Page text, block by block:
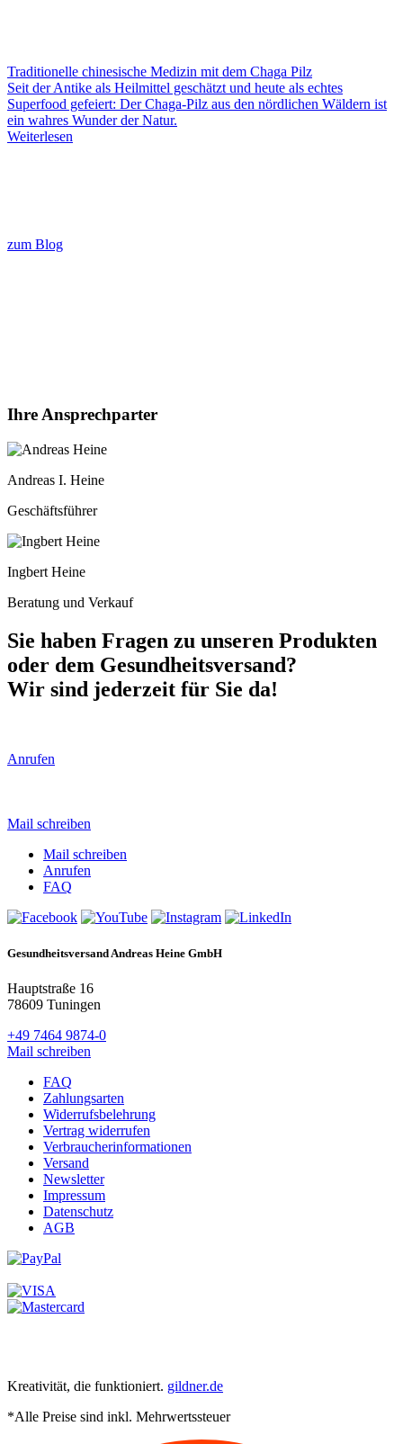
Traditionelle chinesische Medizin mit dem Chaga Pilz
Seit der Antike als Heilmittel geschätzt und heute als echtes
Superfood gefeiert: Der Chaga-Pilz aus den nördlichen Wäldern ist
ein wahres Wunder der Natur.
Weiterlesen
zum Blog
Ihre Ansprechparter
Andreas I. Heine
Geschäftsführer
Ingbert Heine
Beratung und Verkauf
Sie haben Fragen zu unseren Produkten
oder dem Gesundheitsversand?
Wir sind jederzeit für Sie da!
Anrufen
Mail schreiben
Mail schreiben
Anrufen
FAQ
Gesundheitsversand Andreas Heine GmbH
Hauptstraße 16
78609 Tuningen
+49 7464 9874-0
Mail schreiben
FAQ
Zahlungsarten
Widerrufsbelehrung
Vertrag widerrufen
Verbraucherinformationen
Versand
Newsletter
Impressum
Datenschutz
AGB
Kreativität, die funktioniert. gildner.de
*Alle Preise sind inkl. Mehrwertssteuer